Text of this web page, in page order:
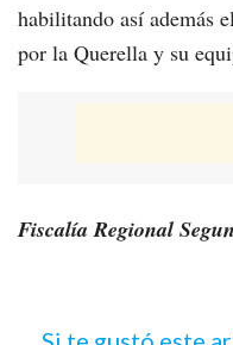
habilitando así además
por la Querella y su
Fiscalía Regional